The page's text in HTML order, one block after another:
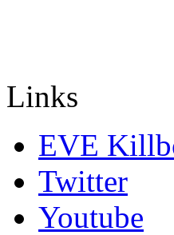
Links
EVE
Twitter
Youtube